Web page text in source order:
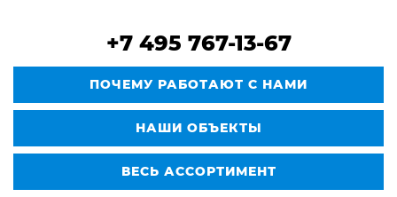
+7 495 767-13-67
ПОЧЕМУ РАБОТАЮТ С НАМИ
НАШИ ОБЪЕКТЫ
ВЕСЬ АССОРТИМЕНТ